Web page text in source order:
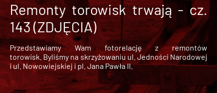
Remonty torowisk trwają - cz.
143 (ZDJĘCIA)
Przedstawiamy Wam fotorelację z remontów
torowisk. Byliśmy na skrzyżowaniu ul. Jedności Narodowej
i ul. Nowowiejskiej i pl. Jana Pawła II.